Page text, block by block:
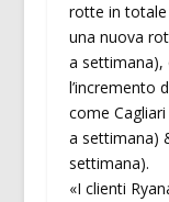
rotte in totale
una nuova
a settimana),
l’incremento
come
a settimana)
settimana).
«I clienti